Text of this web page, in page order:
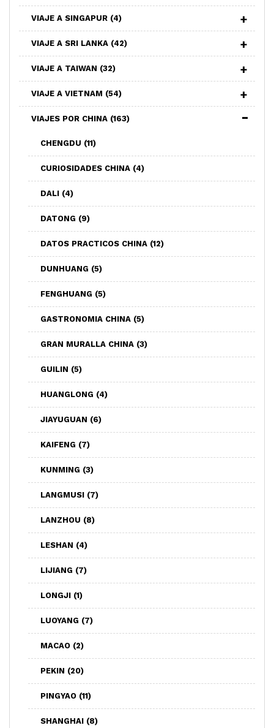
VIAJE A SINGAPUR (4)
VIAJE A SRI LANKA (42)
VIAJE A TAIWAN (32)
VIAJE A VIETNAM (54)
VIAJES POR CHINA (163)
CHENGDU (11)
CURIOSIDADES CHINA (4)
DALI (4)
DATONG (9)
DATOS PRACTICOS CHINA (12)
DUNHUANG (5)
FENGHUANG (5)
GASTRONOMIA CHINA (5)
GRAN MURALLA CHINA (3)
GUILIN (5)
HUANGLONG (4)
JIAYUGUAN (6)
KAIFENG (7)
KUNMING (3)
LANGMUSI (7)
LANZHOU (8)
LESHAN (4)
LIJIANG (7)
LONGJI (1)
LUOYANG (7)
MACAO (2)
PEKIN (20)
PINGYAO (11)
SHANGHAI (8)